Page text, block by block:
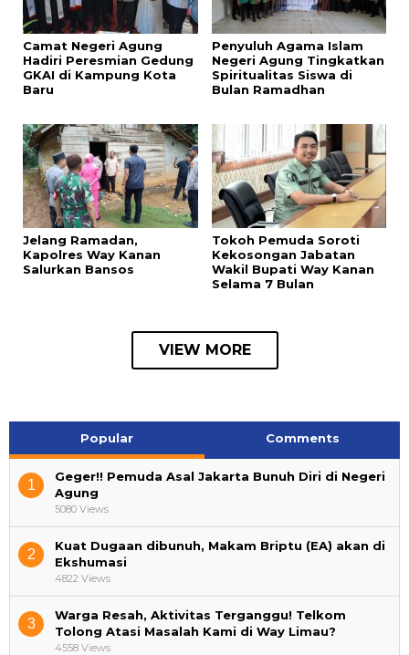
Camat Negeri Agung
Hadiri Peresmian Gedung
GKAI di Kampung Kota
Baru
Penyuluh Agama Islam
Negeri Agung Tingkatkan
Spiritualitas Siswa di
Bulan Ramadhan
Jelang Ramadan,
Kapolres Way Kanan
Salurkan Bansos
Tokoh Pemuda Soroti
Kekosongan Jabatan
Wakil Bupati Way Kanan
Selama 7 Bulan
VIEW MORE
Popular Comments
1
Geger!! Pemuda Asal Jakarta Bunuh Diri di Negeri
Agung
5080 Views
2
Kuat Dugaan dibunuh, Makam Briptu (EA) akan di
Ekshumasi
4822 Views
3
Warga Resah, Aktivitas Terganggu! Telkom
Tolong Atasi Masalah Kami di Way Limau?
4558 Views